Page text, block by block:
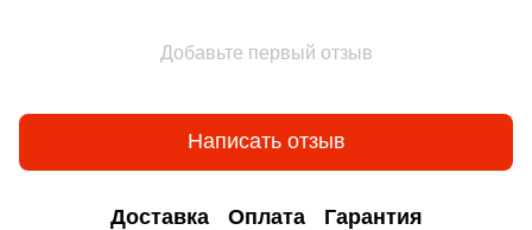
Добавьте первый отзыв
Написать отзыв
Доставка Оплата Гарантия